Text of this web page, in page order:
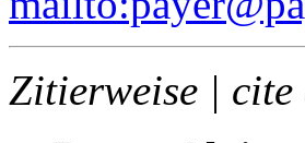
Zitierweise | cite